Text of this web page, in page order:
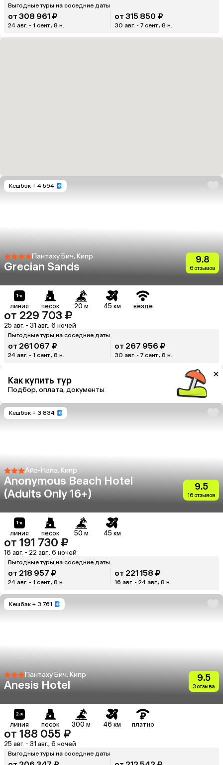
Выгодные туры на соседние даты
от 308 961 ₽
24 авг. - 1 сент., 8 н.
от 315 850 ₽
30 авг. - 7 сент., 8 н.
Кешбэк + 4 594
Пантаху Бич, Кипр
Grecian Sands
9.8
6 отзывов
линия песок 20 м 45 км везде
от 229 703 ₽
25 авг. - 31 авг., 6 ночей
Выгодные туры на соседние даты
от 261 067 ₽
24 авг. - 1 сент., 8 н.
от 267 956 ₽
30 авг. - 7 сент., 8 н.
Как купить тур
Подбор, оплата, документы
Кешбэк + 3 834
Айа-Напа, Кипр
Anonymous Beach Hotel
(Adults Only 16+)
9.5
16 отзывов
линия песок 50 м 45 км
от 191 730 ₽
16 авг. - 22 авг., 6 ночей
Выгодные туры на соседние даты
от 218 957 ₽
24 авг. - 1 сент., 8 н.
от 221 158 ₽
16 авг. - 24 авг., 8 н.
Кешбэк + 3 761
Пантаху Бич, Кипр
Anesis Hotel
9.5
3 отзыва
линия песок 300 м 46 км платно
от 188 055 ₽
25 авг. - 31 авг., 6 ночей
Выгодные туры на соседние даты